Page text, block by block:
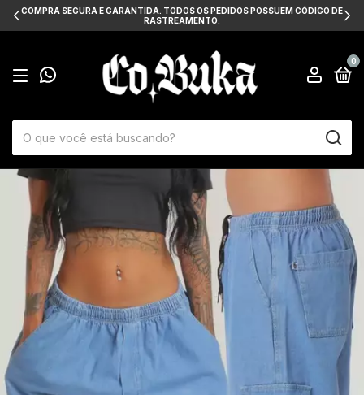
COMPRA SEGURA E GARANTIDA. TODOS OS PEDIDOS POSSUEM CÓDIGO DE
RASTREAMENTO.
0